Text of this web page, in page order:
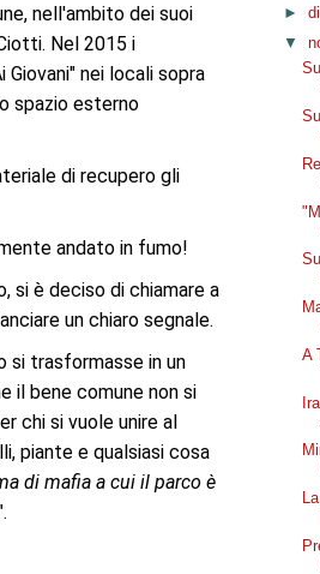
nell'ambito dei suoi
Nel 2015 i
nei locali sopra
spazio esterno
di recupero gli
andato in fumo!
si è deciso di chiamare a
un chiaro segnale.
si trasformasse in un
il bene comune non si
chi si vuole unire al
piante e qualsiasi cosa
di mafia a cui il parco è
►
▼
A